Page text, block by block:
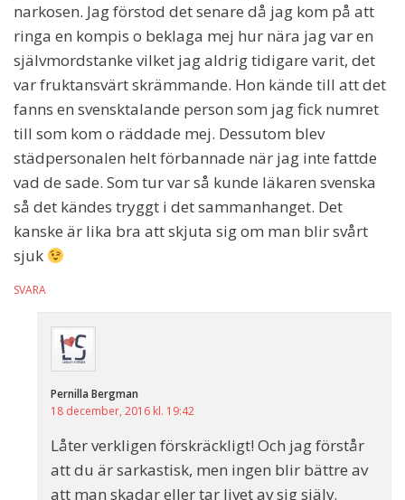
narkosen. Jag förstod det senare då jag kom på att
ringa en kompis o beklaga mej hur nära jag var en
självmordstanke vilket jag aldrig tidigare varit, det
var fruktansvärt skrämmande. Hon kände till att det
fanns en svensktalande person som jag fick numret
till som kom o räddade mej. Dessutom blev
städpersonalen helt förbannade när jag inte fattde
vad de sade. Som tur var så kunde läkaren svenska
så det kändes tryggt i det sammanhanget. Det
kanske är lika bra att skjuta sig om man blir svårt
sjuk
SVARA
Pernilla Bergman
18 december, 2016 kl. 19:42
Låter verkligen förskräckligt! Och jag förstår
att du är sarkastisk, men ingen blir bättre av
att man skadar eller tar livet av sig själv.